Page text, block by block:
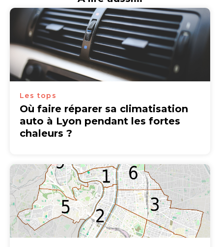
Les tops
Où faire réparer sa climatisation
auto à Lyon pendant les fortes
chaleurs ?